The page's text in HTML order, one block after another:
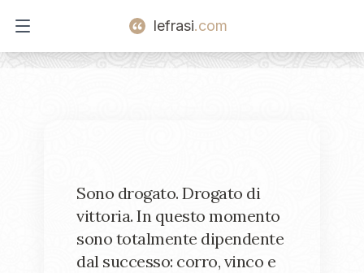
Open main menu
lefrasi.com
Sono drogato. Drogato di
vittoria. In questo momento
sono totalmente dipendente
dal successo: corro, vinco e